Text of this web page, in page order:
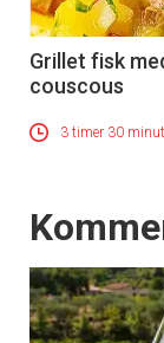
Grillet fisk
couscous
3 timer 30
Events